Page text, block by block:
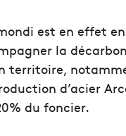
est en effet
la
territoire,
d’acier
du foncier.